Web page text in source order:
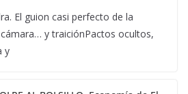
El guion casi perfecto de la
cámara… y traiciónPactos ocultos,
y